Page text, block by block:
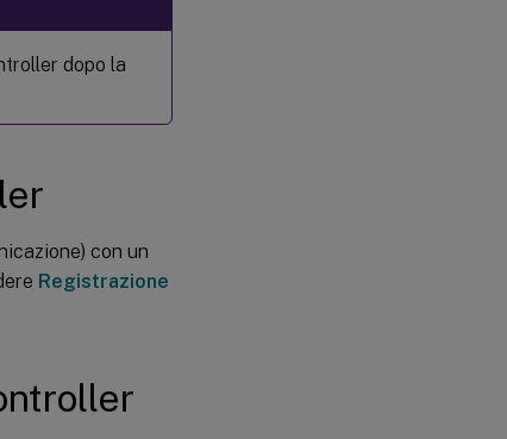
dopo la
con un
Registrazione